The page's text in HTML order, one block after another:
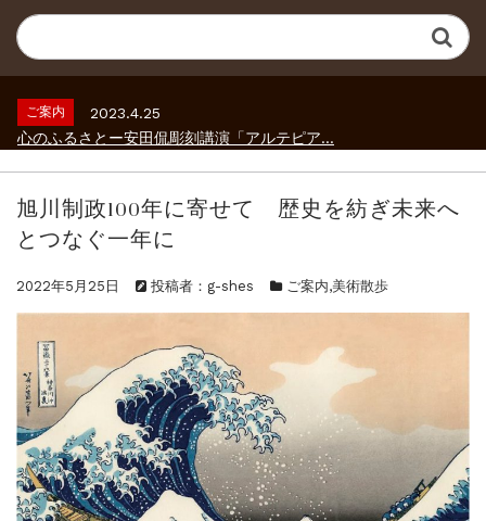
ご案内
2026.2.17
砂澤ビッキ展 －砂澤ビッキの生きた時代－...
ご案内
ご案内
2023.2.25
ギャラリーシーズ「秋の美術散歩 京都・大...
ご案内
2026.2.17
砂澤ビッキ展 －砂澤ビッキの生きた時代－...
ご案内
2023.4.25
心のふるさとー安田侃彫刻講演「アルテピア...
ギャラリーシーズ「秋の美術散歩 京都・大...
旭川制政100年に寄せて 歴史を紡ぎ未来へ
とつなぐ一年に
2022年5月25日 投稿者：g-shes ご案内,美術散歩